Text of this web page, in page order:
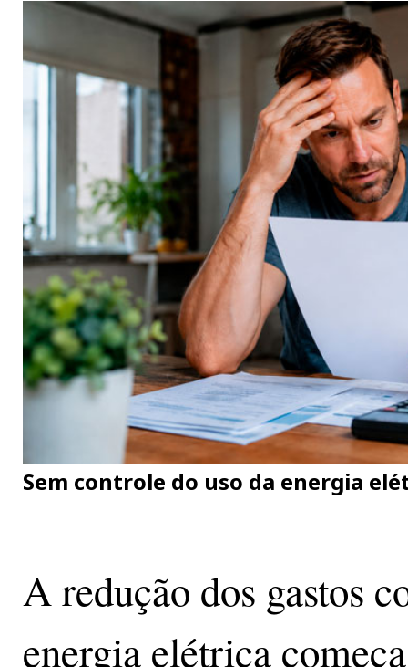
Sem controle do uso da energia
A redução dos gastos
energia elétrica